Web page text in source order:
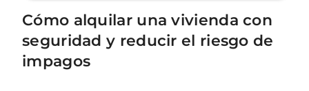
Cómo alquilar una vivienda con
seguridad y reducir el riesgo de
impagos